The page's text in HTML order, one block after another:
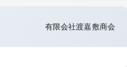
有限会社渡嘉敷商会